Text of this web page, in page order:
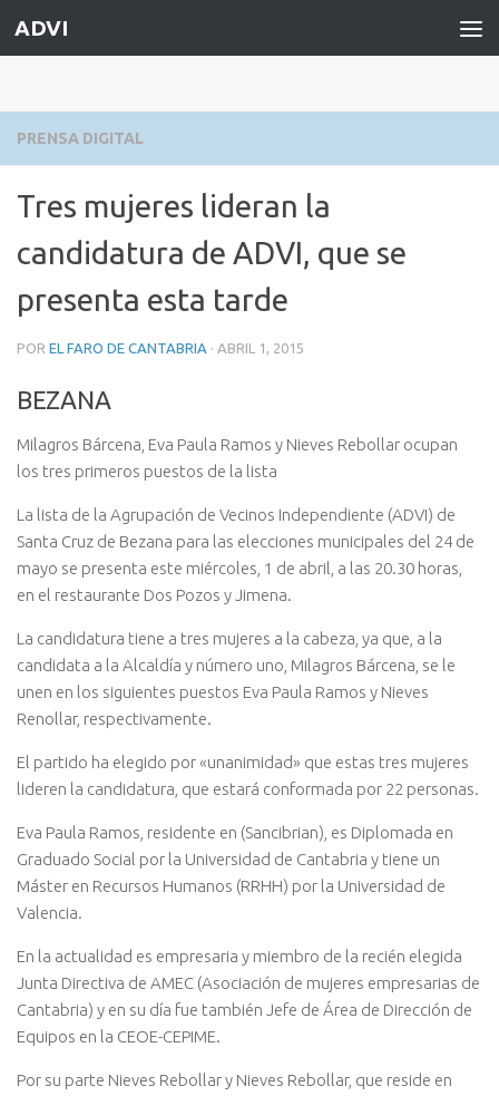
Saltar al contenido
ADVI
PRENSA DIGITAL
Tres mujeres lideran la
candidatura de ADVI, que se
presenta esta tarde
POR EL FARO DE CANTABRIA · ABRIL 1, 2015
BEZANA
Milagros Bárcena, Eva Paula Ramos y Nieves Rebollar ocupan
los tres primeros puestos de la lista
La lista de la Agrupación de Vecinos Independiente (ADVI) de
Santa Cruz de Bezana para las elecciones municipales del 24 de
mayo se presenta este miércoles, 1 de abril, a las 20.30 horas,
en el restaurante Dos Pozos y Jimena.
La candidatura tiene a tres mujeres a la cabeza, ya que, a la
candidata a la Alcaldía y número uno, Milagros Bárcena, se le
unen en los siguientes puestos Eva Paula Ramos y Nieves
Renollar, respectivamente.
El partido ha elegido por «unanimidad» que estas tres mujeres
lideren la candidatura, que estará conformada por 22 personas.
Eva Paula Ramos, residente en (Sancibrian), es Diplomada en
Graduado Social por la Universidad de Cantabria y tiene un
Máster en Recursos Humanos (RRHH) por la Universidad de
Valencia.
En la actualidad es empresaria y miembro de la recién elegida
Junta Directiva de AMEC (Asociación de mujeres empresarias de
Cantabria) y en su día fue también Jefe de Área de Dirección de
Equipos en la CEOE-CEPIME.
Por su parte Nieves Rebollar y Nieves Rebollar, que reside en